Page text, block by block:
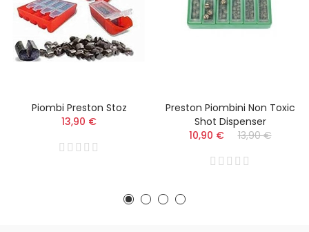
Piombi Preston Stoz
13,90 €
Preston Piombini Non Toxic
Shot Dispenser
10,90 €
13,90 €